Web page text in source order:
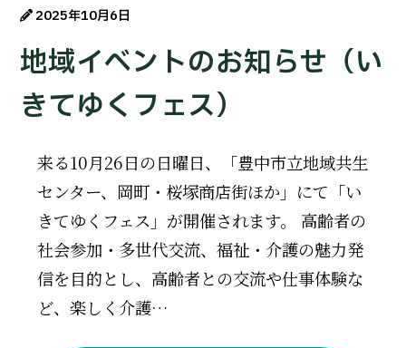
2025年10月6日
地域イベントのお知らせ（い
きてゆくフェス）
来る10月26日の日曜日、「豊中市立地域共生
センター、岡町・桜塚商店街ほか」にて「い
きてゆくフェス」が開催されます。 高齢者の
社会参加・多世代交流、福祉・介護の魅力発
信を目的とし、高齢者との交流や仕事体験な
ど、楽しく介護…